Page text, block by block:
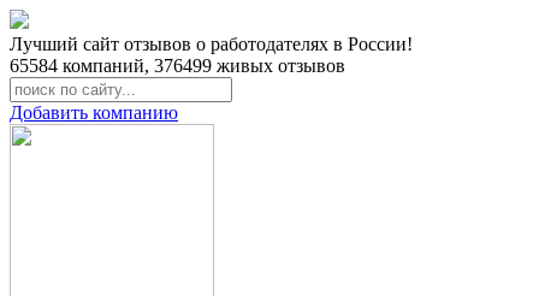
Лучший сайт отзывов о работодателях в России!
65584 компаний, 376499 живых отзывов
Добавить компанию